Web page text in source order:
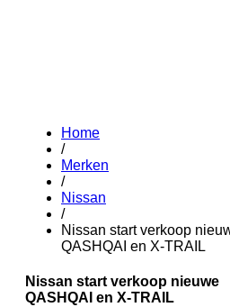
Home
/
Merken
/
Nissan
/
Nissan start verkoop
QASHQAI en X-TRAIL
Nissan start verkoop nieuwe
QASHQAI en X-TRAIL